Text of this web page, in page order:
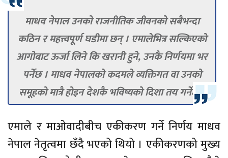
माधव नेपाल उनको राजनीतिक जीवनको सबैभन्दा
कठिन र महत्त्वपूर्ण घडीमा छन् । एमालेभित्र सल्किएको
आगोबाट ऊर्जा लिने कि खरानी हुने, उनकै निर्णयमा भर
पर्नेछ । माधव नेपालको कदमले व्यक्तिगत वा उनको
समूहको मात्रै होइन देशकै भविष्यको दिशा तय गर्नेछ ।
एमाले र माओवादीबीच एकीकरण गर्ने निर्णय माधव
नेपाल नेतृत्वमा छँदै भएको थियो । एकीकरणको मुख्य